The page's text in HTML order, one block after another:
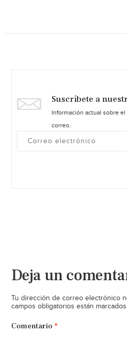
Suscríbete a
Información actual sobre
correo.
Deja un
Tu dirección de correo electrónico
campos obligatorios están
Comentario *